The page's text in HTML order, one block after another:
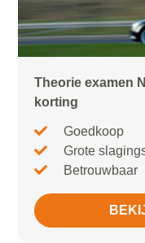
Theorie examen
korting
Goedkoop
Grote
Betrouwbaar